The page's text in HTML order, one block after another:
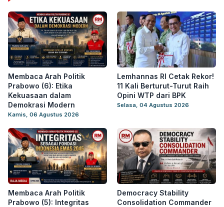
Membaca Arah Politik
Prabowo (6): Etika
Kekuasaan dalam
Demokrasi Modern
Kamis, 06 Agustus 2026
Lemhannas RI Cetak Rekor!
11 Kali Berturut-Turut Raih
Opini WTP dari BPK
Selasa, 04 Agustus 2026
Membaca Arah Politik
Prabowo (5): Integritas
Democracy Stability
Consolidation Commander